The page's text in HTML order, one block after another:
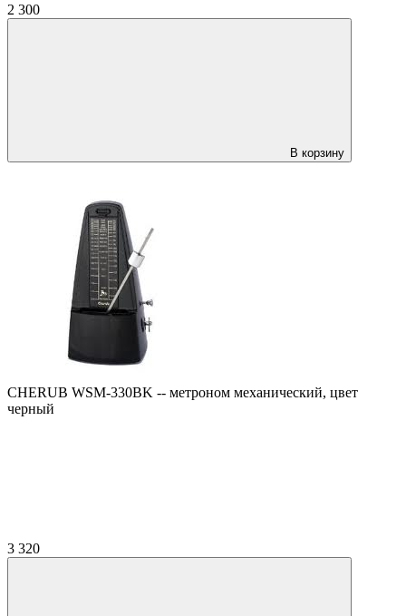
2 300
В корзину
CHERUB WSM-330BK -- метроном механический, цвет
черный
3 320